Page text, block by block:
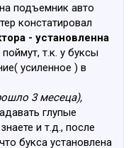
подъемник авто
констатировал
- установленна
т.к. у буксы
усиленное ) в
3 месеца),
глупые
и т.д., после
букса установлена